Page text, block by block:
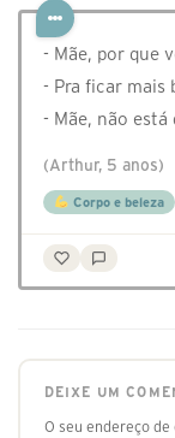
- Mãe, por que
- Pra ficar mais
- Mãe, não
(Arthur, 5 anos)
Corpo e beleza
DEIXE UM
O seu endereço